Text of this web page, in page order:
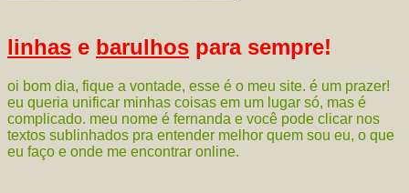
linhas e barulhos para sempre!
oi bom dia, fique a vontade, esse é o meu site. é um prazer!
eu queria unificar minhas coisas em um lugar só, mas é
complicado. meu nome é fernanda e você pode clicar nos
textos sublinhados pra entender melhor quem sou eu, o que
eu faço e onde me encontrar online.